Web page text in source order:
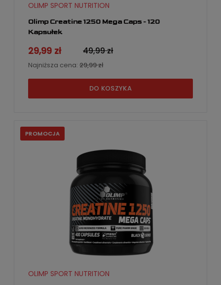
Olimp Creatine 1250 Mega Caps - 120
Kapsułek
OLIMP SPORT NUTRITION
29,99 zł 49,99 zł
Najniższa cena: 29,99 zł
DO KOSZYKA
OLIMP SPORT NUTRITION
PROMOCJA